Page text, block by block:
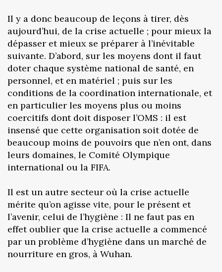
Il y a donc beaucoup de leçons à tirer, dès
aujourd’hui, de la crise actuelle ; pour mieux la
dépasser et mieux se préparer à l’inévitable
suivante. D’abord, sur les moyens dont il faut
doter chaque système national de santé, en
personnel, et en matériel ; puis sur les
conditions de la coordination internationale, et
en particulier les moyens plus ou moins
coercitifs dont doit disposer l’OMS : il est
insensé que cette organisation soit dotée de
beaucoup moins de pouvoirs que n’en ont, dans
leurs domaines, le Comité Olympique
international ou la FIFA.
Il est un autre secteur où la crise actuelle
mérite qu’on agisse vite, pour le présent et
l’avenir, celui de l’hygiène : Il ne faut pas en
effet oublier que la crise actuelle a commencé
par un problème d’hygiène dans un marché de
nourriture en gros, à Wuhan.